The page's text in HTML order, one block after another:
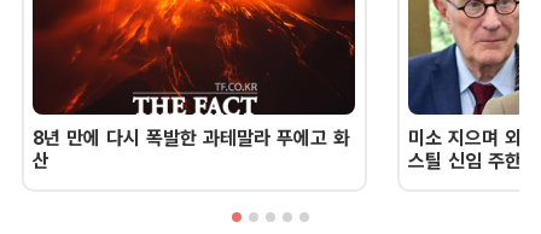
8년 만에 다시 폭발한 과테말라 푸에고 화
산
미소 지으며 외
스틸 신임 주한